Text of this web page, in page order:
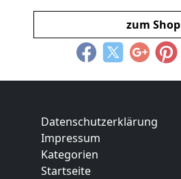
zum Shop
Datenschutzerklärung
Impressum
Kategorien
Startseite